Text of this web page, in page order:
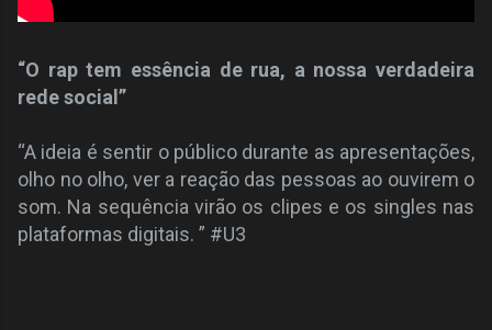
“O rap tem essência de rua, a nossa verdadeira
rede social”
“A ideia é sentir o público durante as apresentações,
olho no olho, ver a reação das pessoas ao ouvirem o
som. Na sequência virão os clipes e os singles nas
plataformas digitais. ” #U3